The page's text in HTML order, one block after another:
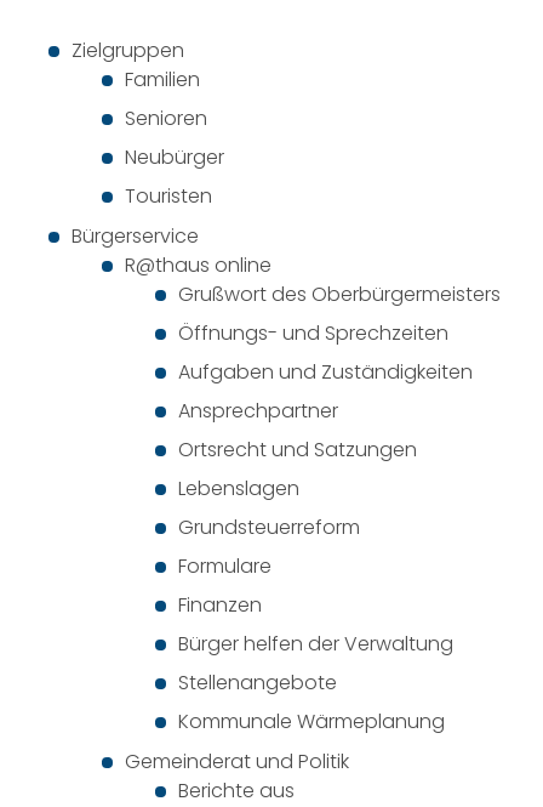
Zielgruppen
Familien
Senioren
Neubürger
Touristen
Bürgerservice
R@thaus online
Grußwort des Oberbürgermeisters
Öffnungs- und Sprechzeiten
Aufgaben und Zuständigkeiten
Ansprechpartner
Ortsrecht und Satzungen
Lebenslagen
Grundsteuerreform
Formulare
Finanzen
Bürger helfen der Verwaltung
Stellenangebote
Kommunale Wärmeplanung
Gemeinderat und Politik
Berichte aus